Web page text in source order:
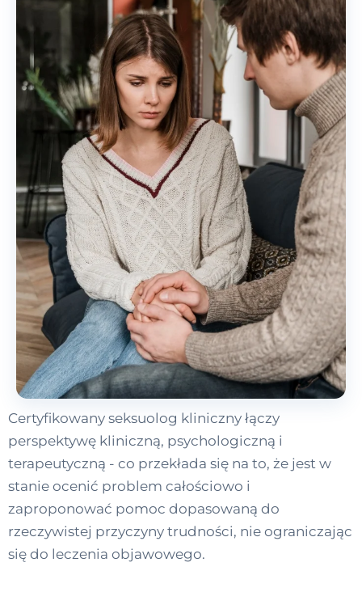
Certyfikowany seksuolog kliniczny łączy
perspektywę kliniczną, psychologiczną i
terapeutyczną - co przekłada się na to, że jest w
stanie ocenić problem całościowo i
zaproponować pomoc dopasowaną do
rzeczywistej przyczyny trudności, nie ograniczając
się do leczenia objawowego.